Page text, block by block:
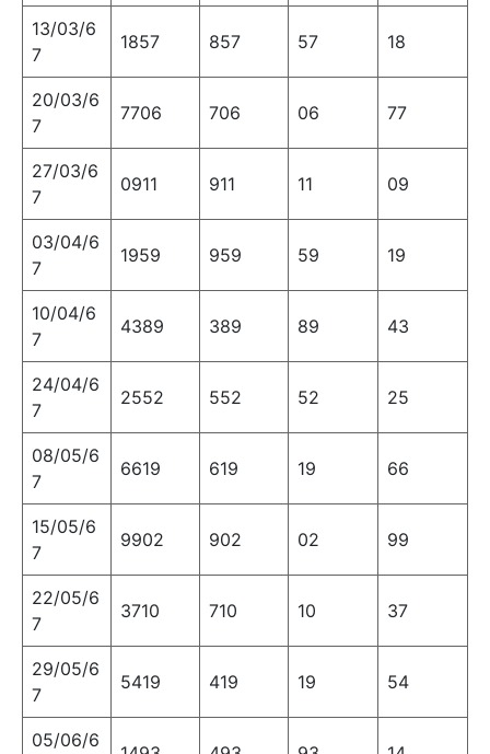
13/03/6
7
1857 857 57 18
20/03/6
7
7706 706 06 77
27/03/6
7
0911 911 11 09
03/04/6
7
1959 959 59 19
10/04/6
7
4389 389 89 43
24/04/6
7
2552 552 52 25
08/05/6
7
6619 619 19 66
15/05/6
7
9902 902 02 99
22/05/6
7
3710 710 10 37
29/05/6
7
5419 419 19 54
05/06/6